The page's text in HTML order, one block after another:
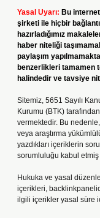
Yasal Uyarı: Bu
şirketi ile hiçbir
hazırladığımız
haber niteliği
paylaşım
benzerlikleri tamamen
halindedir ve tavsiye
Sitemiz, 5651 Sayılı
Kurumu (BTK)
vermektedir. Bu
veya araştırma
yazdıkları içeriklerin
sorumluluğu kabul etmiş
Hukuka ve yasal
içerikleri,
ilgili içerikler yasal süre